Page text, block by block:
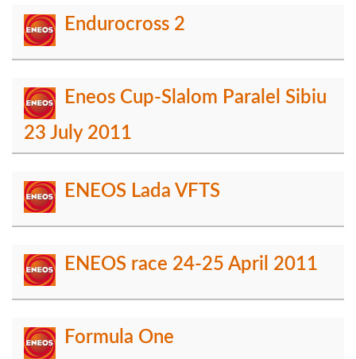
Endurocross 2
Eneos Cup-Slalom Paralel Sibiu
23 July 2011
ENEOS Lada VFTS
ENEOS race 24-25 April 2011
Formula One